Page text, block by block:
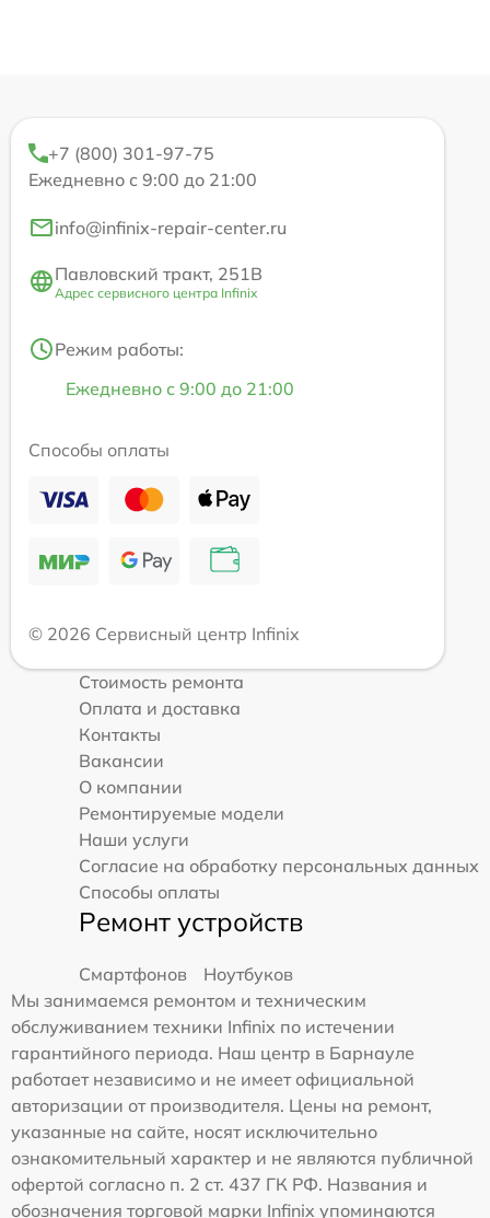
+7 (800) 301-97-75
Ежедневно с 9:00 до 21:00
info@infinix-repair-center.ru
Павловский тракт, 251В
Адрес сервисного центра Infinix
Режим работы:
Ежедневно с 9:00 до 21:00
Способы оплаты
© 2026 Сервисный центр Infinix
Стоимость ремонта
Оплата и доставка
Контакты
Вакансии
О компании
Ремонтируемые модели
Наши услуги
Согласие на обработку персональных данных
Способы оплаты
Ремонт устройств
Смартфонов
Ноутбуков
Мы занимаемся ремонтом и техническим
обслуживанием техники Infinix по истечении
гарантийного периода. Наш центр в Барнауле
работает независимо и не имеет официальной
авторизации от производителя. Цены на ремонт,
указанные на сайте, носят исключительно
ознакомительный характер и не являются публичной
офертой согласно п. 2 ст. 437 ГК РФ. Названия и
обозначения торговой марки Infinix упоминаются